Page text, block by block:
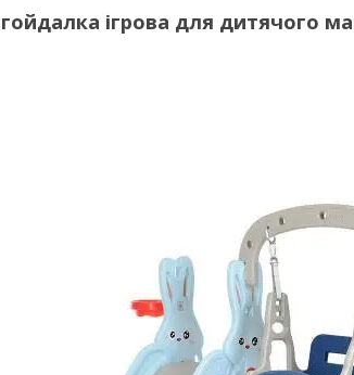
гойдалка ігрова для дитячого